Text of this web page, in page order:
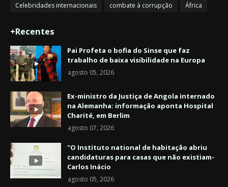
Celebridades internacionais
combate à corrupção África
+Recentes
Pai Profeta o bofia do Sinse que faz
trabalho de baixa visibilidade na Europa
agosto 05, 2026
Ex-ministro da Justiça de Angola internado
na Alemanha: informação aponta Hospital
Charité, em Berlim
agosto 07, 2026
"O Instituto national de habitação abriu
candidaturas para casas que não existiam-
Carlos Inácio
agosto 05, 2026